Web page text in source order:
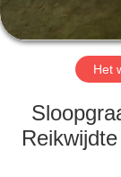
ONS
Het